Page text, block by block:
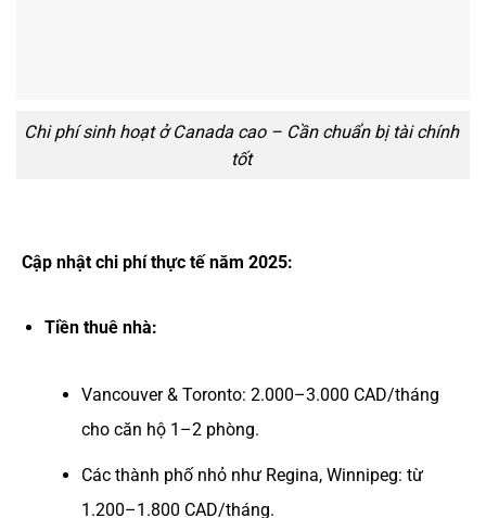
Chi phí sinh hoạt ở Canada cao – Cần chuẩn bị tài chính
tốt
Cập nhật chi phí thực tế năm 2025:
Tiền thuê nhà:
Vancouver & Toronto: 2.000–3.000 CAD/tháng
cho căn hộ 1–2 phòng.
Các thành phố nhỏ như Regina, Winnipeg: từ
1.200–1.800 CAD/tháng.